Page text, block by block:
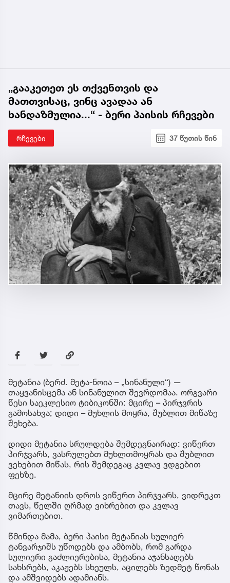
„გააკეთეთ ეს თქვენთვის და
მათთვისაც, ვინც ავადაა ან
ხანდაზმულია...“ - ბერი პაისის რჩევები
რჩევები 37 წუთის წინ
მეტანია (ბერძ. მეტა-ნოია – „სინანული“) —
თაყვანისცემა ან სინანულით შევრდომაა. ორგვარი
წესი საეკლესიო ტიბიკონში: მცირე – პირჯვრის
გამოსახვა; დიდი – მუხლის მოყრა, შუბლით მიწაზე
შეხება.
დიდი მეტანია სრულდება შემდეგნაირად: ვიწერთ
პირჯვარს, ვასრულებთ მუხლთმოყრას და შუბლით
ვეხებით მიწას, რის შემდეგაც კვლავ ვდგებით
ფეხზე.
მცირე მეტანიის დროს ვიწერთ პირჯვარს, ვიდრეკთ
თავს, წელში ღრმად ვიხრებით და კვლავ
ვიმართებით.
წმინდა მამა, ბერი პაისი მეტანიას სულიერ
ტანვარჯიშს უწოდებს და ამბობს, რომ გარდა
სულიერი გაძლიერებისა, მეტანია აჯანსაღებს
სახსრებს, აკაჟებს სხეულს, აცილებს ზედმეტ წონას
და ამშვიდებს ადამიანს.